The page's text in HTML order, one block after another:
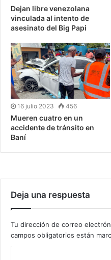
Dejan libre venezolana
vinculada al intento de
asesinato del Big Papi
16 julio 2023 456
Mueren cuatro en un
accidente de tránsito en
Baní
Deja una respuesta
Tu dirección de correo
campos obligatorios están